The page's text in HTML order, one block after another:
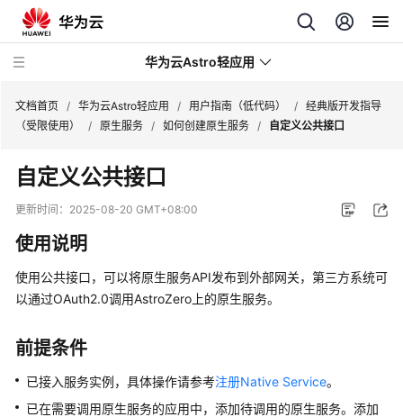
华为云Astro轻应用
新
动
品
介
费
说
文档首页 / 华为云Astro轻应用 / 用户指南（低代码） / 经典版开发指导
（受限使用）
/ 原生服务 / 如何创建原生服务 / 自定义公共接口
自定义公共接口
更新时间： 2025-08-20 GMT+08:00
使用说明
使用公共接口，可以将原生服务API发布到外部网关，第三方系统可
以通过OAuth2.0调用AstroZero上的原生服务。
前提条件
已接入服务实例，具体操作请参考注册Native Service。
已在需要调用原生服务的应用中，添加待调用的原生服务。添加